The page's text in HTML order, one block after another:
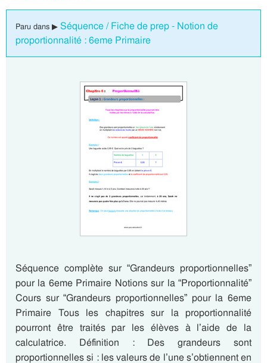
Paru dans ▶ Séquence / Fiche de prep - Notion de
proportionnalité : 6eme Primaire
Séquence complète sur “Grandeurs proportionnelles”
pour la 6eme Primaire Notions sur la “Proportionnalité”
Cours sur “Grandeurs proportionnelles” pour la 6eme
Primaire Tous les chapitres sur la proportionnalité
pourront être traités par les élèves à l’aide de la
calculatrice. Définition : Des grandeurs sont
proportionnelles si : les valeurs de l’une s’obtiennent en